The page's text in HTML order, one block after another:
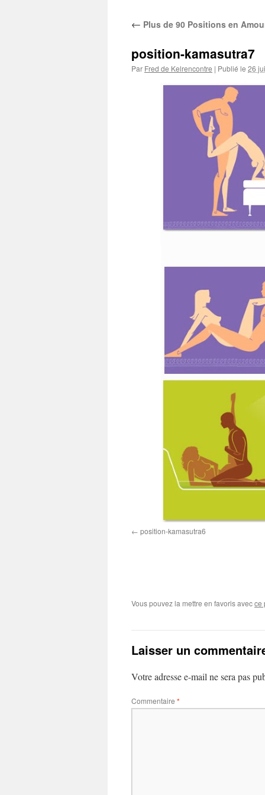
← Plus de 90 Positions en
position-kamasutra7
Par Fred de Kelrencontre | Publié le 26
position-kamasutra6
Vous pouvez la mettre en favoris avecce
Laisser un
Votre adresse e-mail ne sera pas
Commentaire *